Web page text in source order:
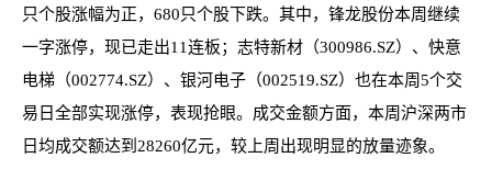
只个股涨幅为正，680只个股下跌。其中，锋龙股份本周继续
一字涨停，现已走出11连板；志特新材（300986.SZ）、快意
电梯（002774.SZ）、银河电子（002519.SZ）也在本周5个交
易日全部实现涨停，表现抢眼。成交金额方面，本周沪深两市
日均成交额达到28260亿元，较上周出现明显的放量迹象。